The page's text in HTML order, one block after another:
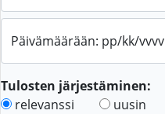
Päivämäärään: pp/kk/vvvv
Tulosten järjestäminen:
relevanssi
uusin